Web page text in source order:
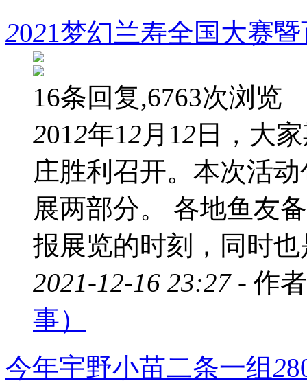
2021梦幻兰寿全国大赛
16条回复,6763次浏览
2012年12月12 日，大
庄胜利召开。本次活
展两部分。 各地鱼友
报展览的时刻，同时
2021-12-16 23:27 - 作
事）
今年宇野小苗二条一组2